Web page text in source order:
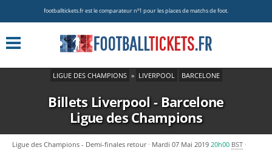
footballtickets.fr est le comparateur nº1 pour les places de matchs de foot.
LIGUE DES CHAMPIONS » LIVERPOOL BARCELONE
Billets Liverpool - Barcelone
Ligue des Champions
Ligue des Champions - Demi-finales retour Mardi 07 Mai 2019 20h00 BST